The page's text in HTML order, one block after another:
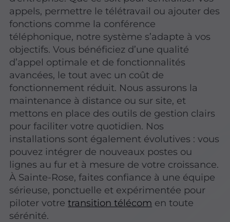
appels, permettre le télétravail ou ajouter des
fonctions comme la conférence
téléphonique, notre système s’adapte à vos
objectifs. Vous bénéficiez d’une qualité
d’appel optimale et de fonctionnalités
avancées, le tout avec un coût de
fonctionnement réduit. Nous assurons la
maintenance à distance ou sur site, et
mettons en place des outils de gestion clairs
pour faciliter votre quotidien. Nos
installations sont également évolutives : vous
pouvez intégrer de nouveaux postes ou
lignes au fur et à mesure de votre croissance.
À Sainte-Rose, faites confiance à une équipe
sérieuse, ponctuelle et expérimentée pour
piloter votretransition télécom en toute
sérénité.